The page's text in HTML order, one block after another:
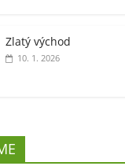
Zlatý východ
10. 1. 2026